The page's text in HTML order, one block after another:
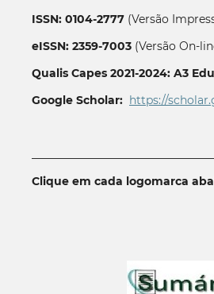
ISSN: 0104-2777(Versão
eISSN: 2359-7003(Versão On-
Qualis Capes 2021-2024: A3
Google Scholar: https://
Clique em cada logomarca